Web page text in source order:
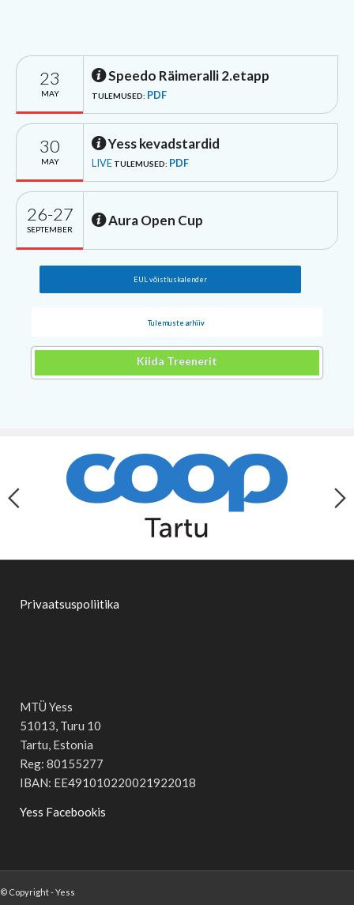
23
MAY
Speedo Räimeralli 2.etapp
TULEMUSED: PDF
30
MAY
Yess kevadstardid
LIVE TULEMUSED: PDF
26-27
SEPTEMBER
Aura Open Cup
EUL võistluskalender
Tulemuste arhiiv
Kiida Treenerit
Privaatsuspoliitika
MTÜ Yess
51013, Turu 10
Tartu, Estonia
Reg: 80155277
IBAN: EE491010220021922018
Yess Facebookis
© Copyright - Yess